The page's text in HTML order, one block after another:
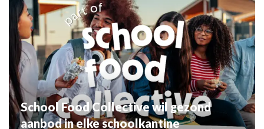
School Food Collective wil gezond
aanbod in elke schoolkantine